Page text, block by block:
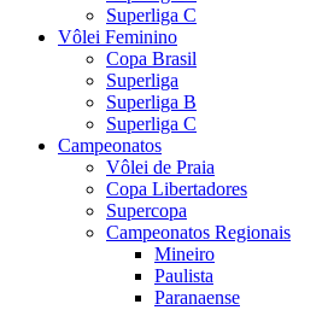
Superliga C
Vôlei Feminino
Copa Brasil
Superliga
Superliga B
Superliga C
Campeonatos
Vôlei de Praia
Copa Libertadores
Supercopa
Campeonatos Regionais
Mineiro
Paulista
Paranaense